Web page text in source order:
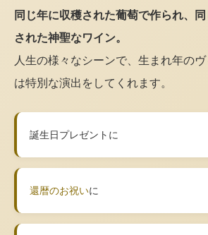
同じ年に収穫された葡萄で作られ、
された神聖なワイン。
人生の様々なシーンで、生まれ年の
は特別な演出をしてくれます。
誕生日プレゼントに
還暦のお祝いに